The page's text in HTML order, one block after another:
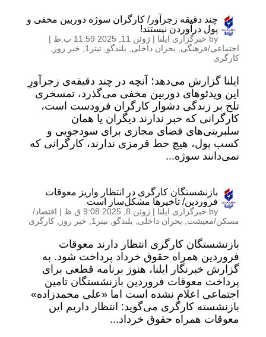
چند دقیقه زجرآور/ کارگران سوژه دوربین مخفی و
پول درآوردن نیستند!
by خبرگزاری ایلنا | ژوئن 11, 2025 11:59 ب.ظ
|
اجتماعی/فرهنگی
بحران داخلی بلندگو تیتر1 خبر روز
کارگری
ایلنا گزارش می‌دهد؛ آنچه در چند دقیقه‌ی زجرآورِ
این ویدئوهای دوربین مخفی می‌گذرد، تمسخری
تلخ بر زندگی دشوار کارگران فرودست است،
کارگرانی که خبر ندارند دیگران یا همان
سلبریتی‌های فضای مجازی برای سودجویی و
کسب پول، هیچ خط قرمزی ندارند، کارگرانی که
نمی‌دانند سوژه...
بازنشستگان کارگری در انتظار واریز معوقات
فروردین/ تاخیرها مشکل‌ساز است
by خبرگزاری ایلنا | ژوئن 8, 2025 9:08 ق.ظ | اقتصاد/
مسکن/معیشت
بحران داخلی بلندگو تیتر1 خبر روز کارگری
بازنشستگان کارگری انتظار دارند معوقات
فروردین همراه حقوق خرداد پرداخت شود. به
گزارش خبرنگار ایلنا، هنوز برنامه قطعی برای
پرداخت معوقات فروردین بازنشستگان تامین
اجتماعی اعلام نشده است اما «علی محمدزاده»
بازنشسته کارگری می‌گوید: انتظار داریم این
معوقات همراه حقوق خرداد...